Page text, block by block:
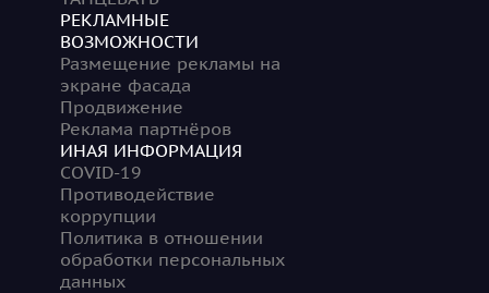
РЕКЛАМНЫЕ
ВОЗМОЖНОСТИ
Размещение рекламы на
экране фасада
Продвижение
Реклама партнёров
ИНАЯ ИНФОРМАЦИЯ
COVID-19
Противодействие
коррупции
Политика в отношении
обработки персональных
данных